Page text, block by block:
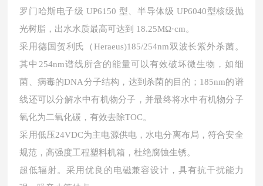
罗门哈斯电子级 UP6150 型、半导体级 UP6040型核级抛
光树脂，出水水质最高可达到 18.25MΩ·cm。
采用德国贺利氏（Heraeus)185/254nm双波长紫外杀菌。
其中254nm谱线所含的能量可以有效破坏微生物，如细
菌、病毒的DNA分子结构，达到杀菌的目的；185nm的谱
线还可以分解水中有机物分子，并最终将水中有机物分子
氧化为二氧化碳，有效去除TOC。
采用低压24VDC为主电源供电，水电分离布局，符合安全
规范，高强度工程塑料机箱，杜绝腐蚀生锈。
超低辐射。采用优良的电磁兼容设计，具有抗干扰能力